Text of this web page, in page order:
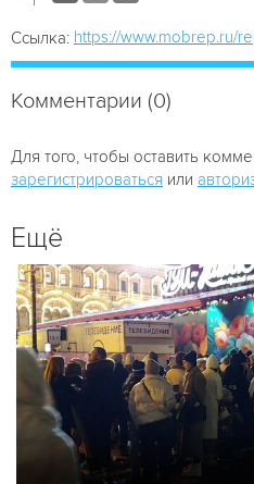
Ссылка: https://www.mobrep.ru/
Комментарии (0)
Для того, чтобы оставить
зарегистрироваться или
Ещё